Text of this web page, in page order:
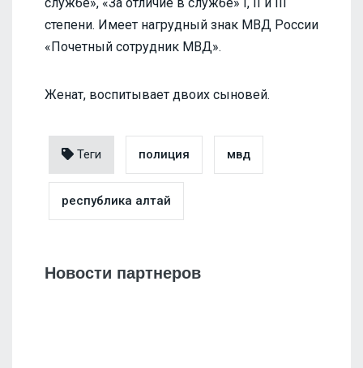
службе», «За отличие в службе» I, II и III
степени. Имеет нагрудный знак МВД России
«Почетный сотрудник МВД».
Женат, воспитывает двоих сыновей.
Теги полиция мвд
республика алтай
Новости партнеров